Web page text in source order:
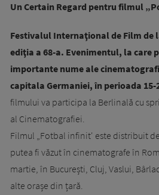
Un Certain Regard pentru filmul
Festivalul Internaţional de Film de
ediţia a 68-a. Evenimentul, la care
importante nume ale
capitala Germaniei, în perioada 15-
filmului va participa la Berlinală cu
al Cinematografiei.
Filmul „Fotbal infinit' este distribuit
putea fi văzut în cinematografe în
martie, în București, Cluj, Vaslui,
alte orașe din țară.